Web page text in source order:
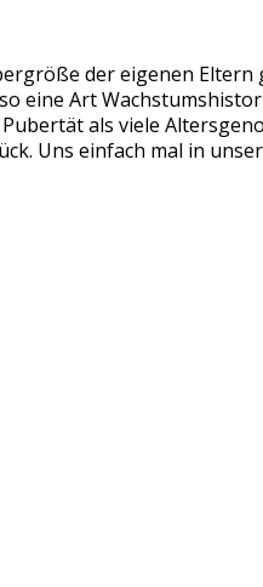
der eigenen Eltern
eine Art
als viele
Uns einfach mal in